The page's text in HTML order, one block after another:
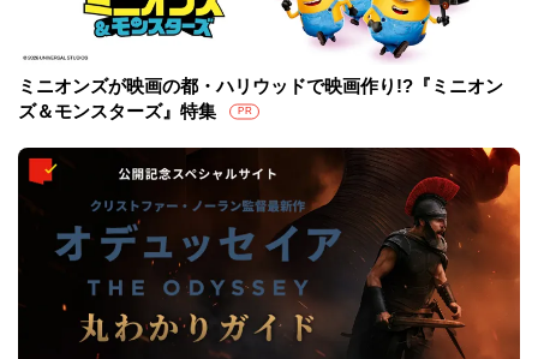
ミニオンズが映画の都・ハリウッドで映画作り!?『ミニオン
ズ＆モンスターズ』特集
PR